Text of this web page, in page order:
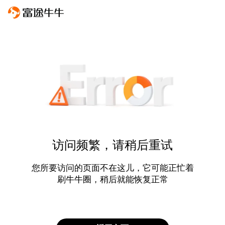
访问频繁，请稍后重试
您所要访问的页面不在这儿，它可能正忙着
刷牛牛圈，稍后就能恢复正常